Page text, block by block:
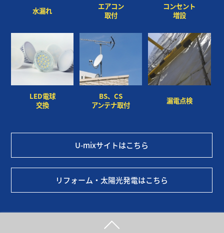
説明が入ります。説明が入ります。説明が入りま
す。
水漏れ
エアコン
取付
コンセント
増設
LED電球
交換
BS、CS
アンテナ取付
漏電点検
U-mixサイトはこちら
リフォーム・太陽光発電はこちら